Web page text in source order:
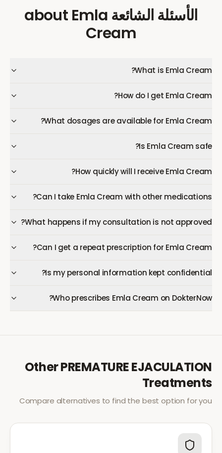
الأسئلة الشائعة Emla
Cream
What is Emla Cream?
How do I get Emla Cream?
What dosages are available for Emla Cream?
Is Emla Cream safe?
How quickly will I receive Emla Cream?
Can I take Emla Cream with other medications?
What happens if my consultation is not approved?
Can I get a repeat prescription for Emla Cream?
Is my personal information kept confidential?
Who prescribes Emla Cream on DokterNow?
OtherPREMATURE EJACULATION
Treatments
Compare alternatives to find the best option for you